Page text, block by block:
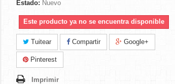
Estado: Nuevo
Este producto ya no se encuentra disponible
Tuitear Compartir Google+
Pinterest
Imprimir